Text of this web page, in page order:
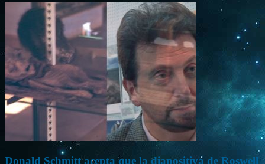
Donald Schmitt acepta que la diapositiva de Roswell